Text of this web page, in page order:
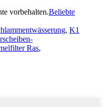
vorbehalten.Beliebte
, K1
Ras,